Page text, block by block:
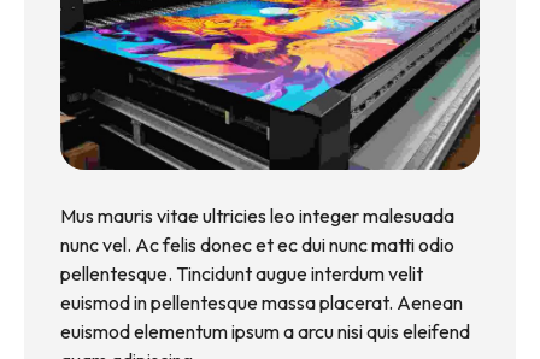
Mus mauris vitae ultricies leo integer malesuada
nunc vel. Ac felis donec et ec dui nunc matti odio
pellentesque. Tincidunt augue interdum velit
euismod in pellentesque massa placerat. Aenean
euismod elementum ipsum a arcu nisi quis eleifend